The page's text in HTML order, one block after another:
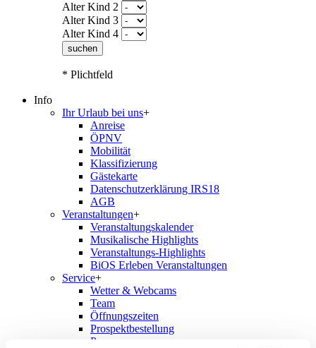
Alter Kind 2
Alter Kind 3
Alter Kind 4
suchen
* Plichtfeld
Info
Ihr Urlaub bei uns+
Anreise
ÖPNV
Mobilität
Klassifizierung
Gästekarte
Datenschutzerklärung IRS18
AGB
Veranstaltungen+
Veranstaltungskalender
Musikalische Highlights
Veranstaltungs-Highlights
BiOS Erleben Veranstaltungen
Service+
Wetter & Webcams
Team
Öffnungszeiten
Prospektbestellung
Presse